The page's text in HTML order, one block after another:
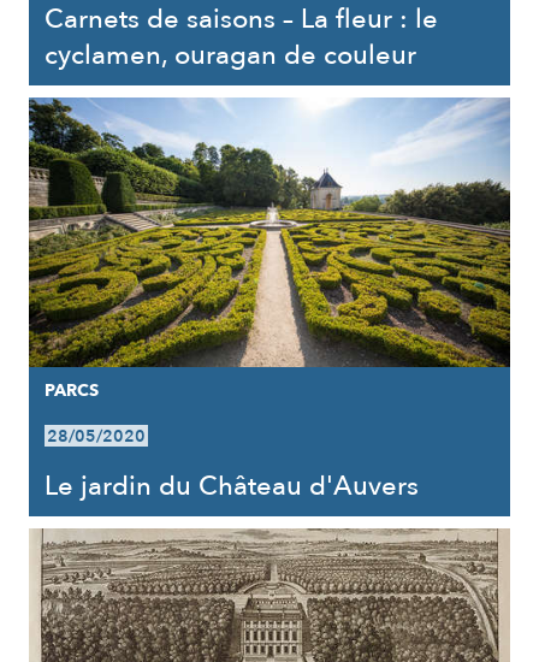
Carnets de saisons – La fleur : le
cyclamen, ouragan de couleur
PARCS
28/05/2020
Le jardin du Château d'Auvers